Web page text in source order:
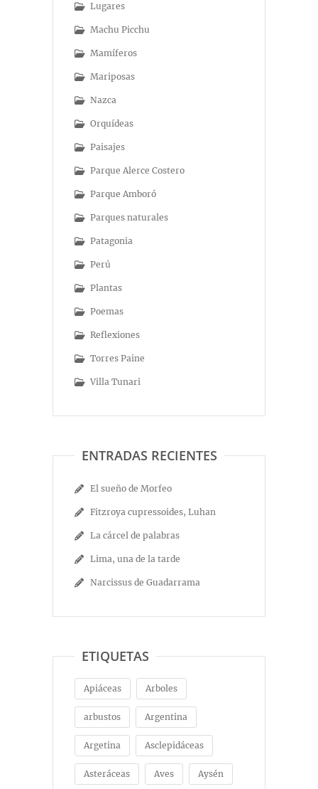
Lugares
Machu Picchu
Mamíferos
Mariposas
Nazca
Orquídeas
Paisajes
Parque Alerce Costero
Parque Amboró
Parques naturales
Patagonia
Perú
Plantas
Poemas
Reflexiones
Torres Paine
Villa Tunari
ENTRADAS RECIENTES
El sueño de Morfeo
Fitzroya cupressoides, Luhan
La cárcel de palabras
Lima, una de la tarde
Narcissus de Guadarrama
ETIQUETAS
Apiáceas Arboles
arbustos Argentina
Argetina Asclepidáceas
Asteráceas Aves Aysén